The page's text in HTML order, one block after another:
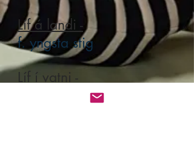
Líf á landi -
f. yngsta stig
Líf í vatni -
f. yngsta stig